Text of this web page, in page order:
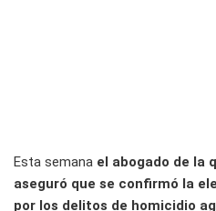
Esta semana el abogado de la
aseguró que se confirmó la
por los delitos de homicidio